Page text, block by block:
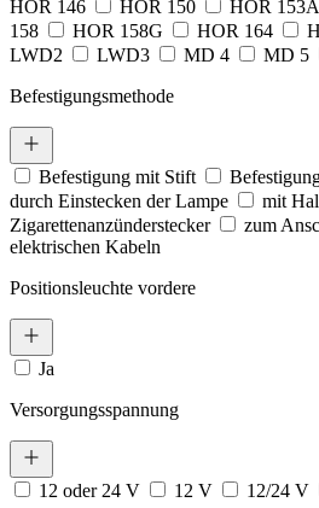
HOR 146
HOR 150 HOR 153A
158
HOR 158G HOR 164
LWD2
LWD3 MD 4 MD 5
Befestigungsmethode
Befestigung mit Stift
durch Einstecken der Lampe
mit
Zigarettenanzünderstecker
zum
elektrischen Kabeln
Positionsleuchte vordere
Ja
Versorgungsspannung
12 oder 24 V 12 V 12/24 V